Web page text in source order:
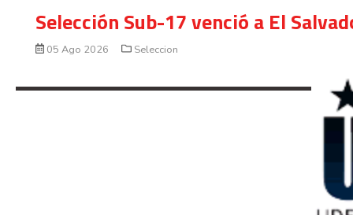
Selección Sub-17 venció a El
05 Ago 2026 Seleccion